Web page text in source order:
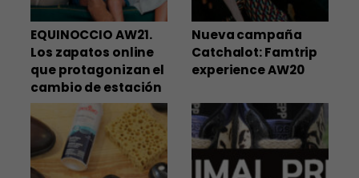
EQUINOCCIO AW21.
Los zapatos online
que protagonizan el
cambio de estación
Nueva campaña
Catchalot: Famtrip
experience AW20